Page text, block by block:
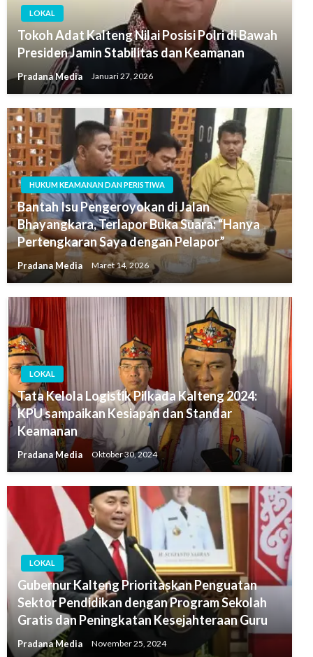
LOKAL
Tokoh Adat Kalteng Nilai Posisi Polri di Bawah
Presiden Jamin Stabilitas dan Keamanan
Pradana Media Januari 27, 2026
HUKUM KEAMANAN DAN PERISTIWA
Bantah Isu Pengeroyokan di Jalan
Bhayangkara, Terlapor Buka Suara: “Hanya
Pertengkaran Saya dengan Pelapor”
Pradana Media Maret 14, 2026
LOKAL
Tata Kelola Logistik Pilkada Kalteng 2024:
KPU sampaikan Kesiapan dan Standar
Keamanan
Pradana Media Oktober 30, 2024
LOKAL
Gubernur Kalteng Prioritaskan Penguatan
Sektor Pendidikan dengan Program Sekolah
Gratis dan Peningkatan Kesejahteraan Guru
Pradana Media November 25, 2024